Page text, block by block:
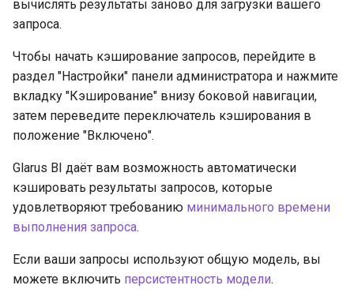
и
с
к
а
вычислять результаты заново для загрузки вашего
запроса.
Чтобы начать кэширование запросов, перейдите в
раздел "Настройки" панели администратора и нажмите
вкладку "Кэширование" внизу боковой навигации,
затем переведите переключатель кэширования в
положение "Включено".
Glarus BI даёт вам возможность автоматически
кэшировать результаты запросов, которые
удовлетворяют требованию минимального времени
выполнения запроса.
Если ваши запросы используют общую модель, вы
можете включить персистентность модели.